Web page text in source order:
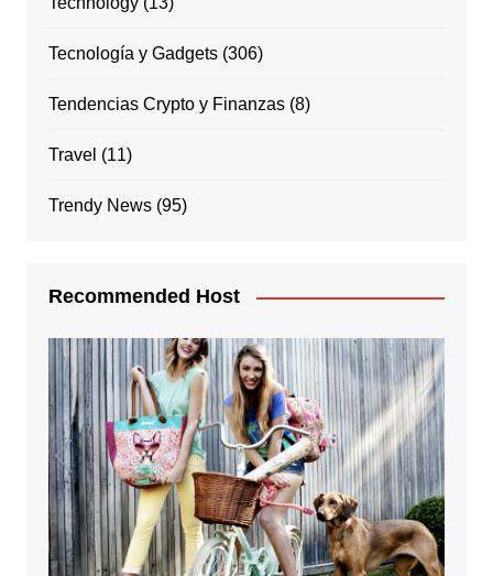
Tecnología y Gadgets(306)
Tendencias Crypto y Finanzas(8)
Travel (11)
Trendy News(95)
Recommended Host